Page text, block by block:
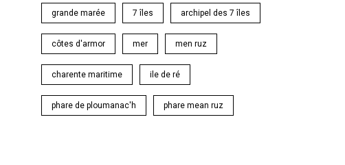
grande marée 7 îles archipel des 7 îles
côtes d'armor mer men ruz
charente maritime ile de ré
phare de ploumanac'h phare mean ruz